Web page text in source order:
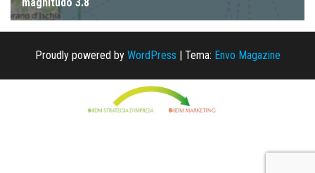
Proudly powered by WordPress | Tema: Envo Magazine